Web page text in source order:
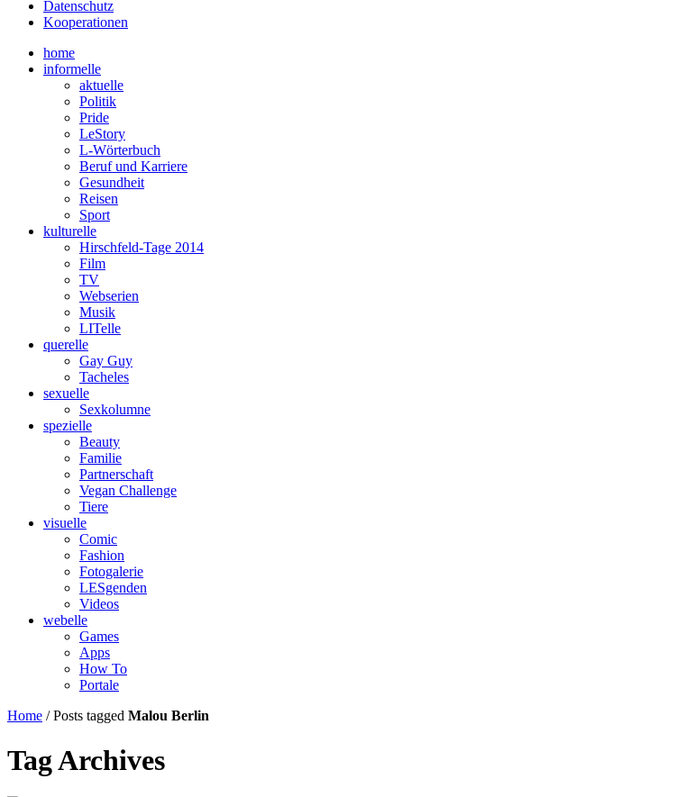
Datenschutz
Kooperationen
home
informelle
aktuelle
Politik
Pride
LeStory
L-Wörterbuch
Beruf und Karriere
Gesundheit
Reisen
Sport
kulturelle
Hirschfeld-Tage 2014
Film
TV
Webserien
Musik
LITelle
querelle
Gay Guy
Tacheles
sexuelle
Sexkolumne
spezielle
Beauty
Familie
Partnerschaft
Vegan Challenge
Tiere
visuelle
Comic
Fashion
Fotogalerie
LESgenden
Videos
webelle
Games
Apps
How To
Portale
Home /Posts tagged Malou Berlin
Tag Archives